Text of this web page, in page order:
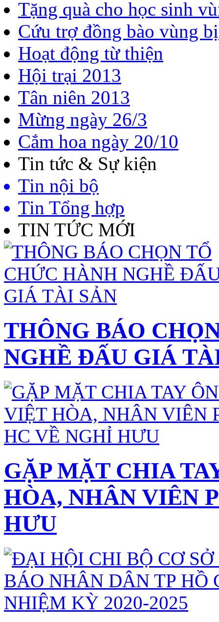
Tặng quà cho học sinh
Cứu trợ đồng bào vùng
Hoạt động từ thiện
Hội trại 2013
Tân niên 2013
Mừng ngày 26/3
Cắm hoa ngày 20/10
Tin tức & Sự kiện
Tin nội bộ
Tin Tổng hợp
TIN TỨC MỚI
THÔNG BÁO
NGHỀ ĐẤU GIÁ
GẶP MẶT CHIA
HÒA, NHÂN VIÊN
HƯU